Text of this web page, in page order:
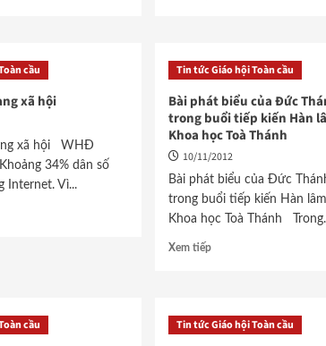
cầu
xã hội
xã hội WHĐ
34% dân số
Internet. Vì...
Tin tức Giáo hội Toàn cầu
Bài phát biểu của Đức
trong buổi tiếp kiến Hàn
Khoa học Toà Thánh
10/11/2012
Bài phát biểu của Đức
trong buổi tiếp kiến Hàn
Khoa học Toà Thánh
Xem tiếp
cầu Tin tức Giáo hội Toàn cầu